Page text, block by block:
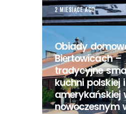
2 MIESIĄCE AGO
Obiady
Biertowicach –
tradycyjne
kuchni polskiej i
amerykańskiej
nowoczesnym